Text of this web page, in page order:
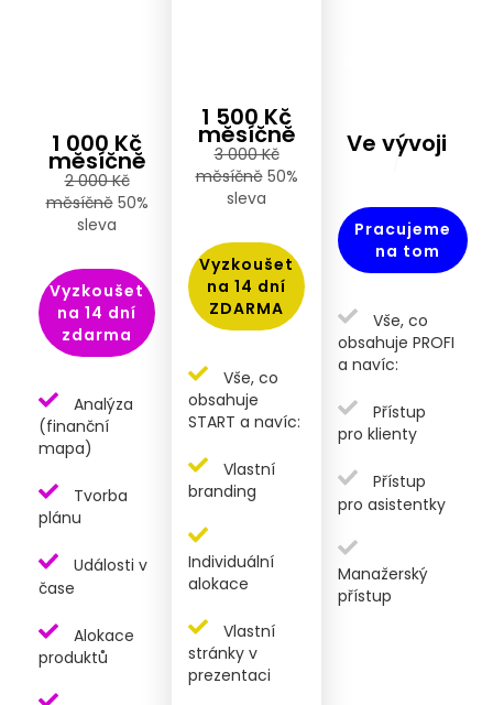
1 000 Kč
měsíčně
2 000 Kč
měsíčně50%
sleva
Analýza
(finanční
mapa)
Tvorba
plánu
Události v
čase
Alokace
produktů
Vyzkoušet
na 14 dní
zdarma
1 500 Kč
měsíčně
3 000 Kč
měsíčně50%
sleva
Vše, co
obsahuje
START a navíc:
Vlastní
branding
Individuální
alokace
Vlastní
stránky v
prezentaci
Vyzkoušet
na 14 dní
ZDARMA
Ve vývoji
/
Vše, co
obsahuje PROFI
a navíc:
Přístup
pro klienty
Přístup
pro asistentky
Manažerský
přístup
Pracujeme
na tom